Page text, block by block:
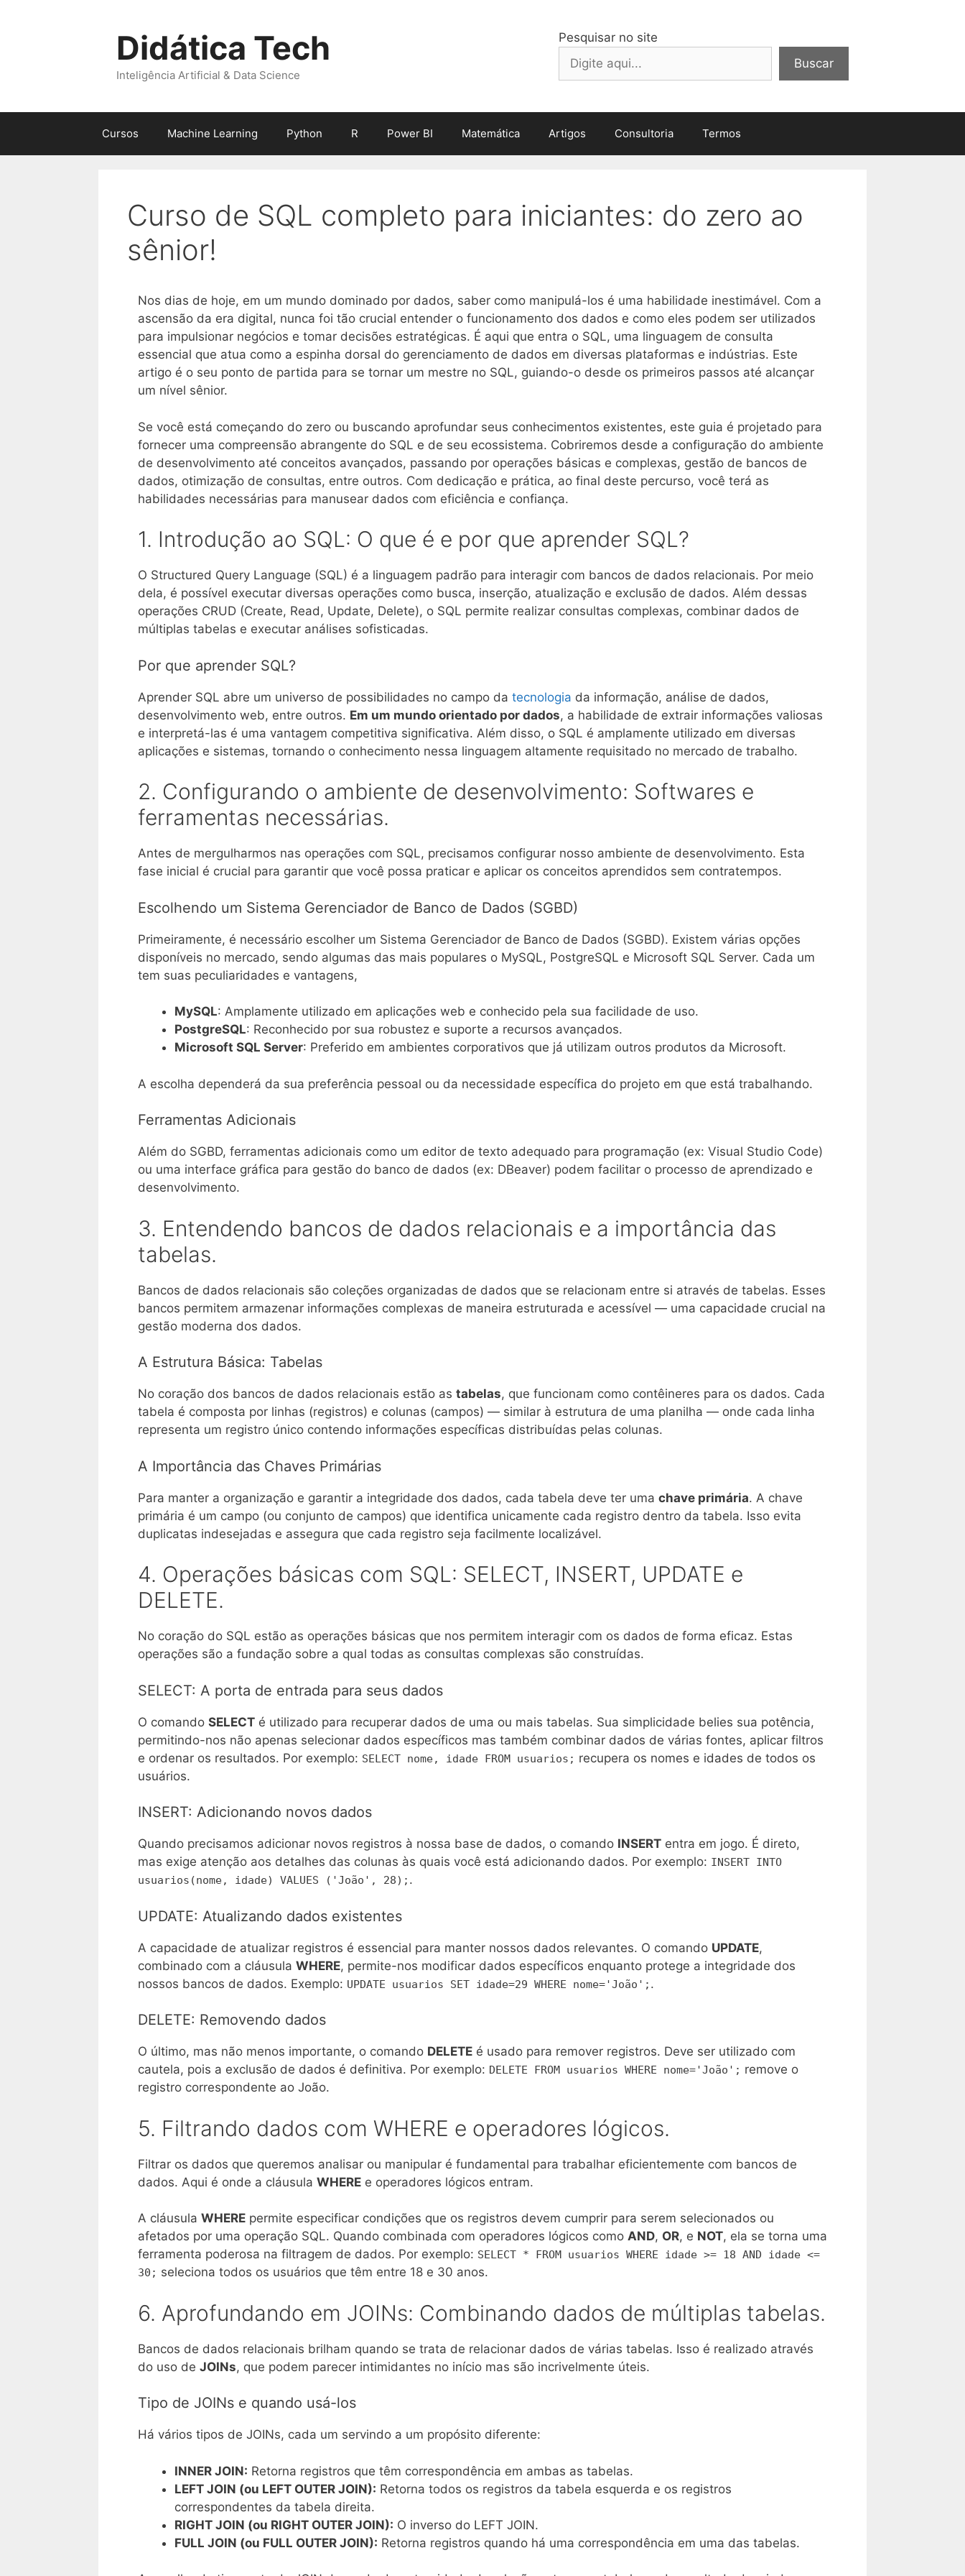
Pesquisar no site
Buscar
Didática Tech
Inteligência Artificial & Data Science
Cursos Machine Learning Python R Power BI Matemática Artigos Consultoria Termos
Curso de SQL completo para iniciantes: do zero ao
sênior!
Nos dias de hoje, em um mundo dominado por dados, saber como manipulá-los é uma habilidade inestimável. Com a
ascensão da era digital, nunca foi tão crucial entender o funcionamento dos dados e como eles podem ser utilizados
para impulsionar negócios e tomar decisões estratégicas. É aqui que entra o SQL, uma linguagem de consulta
essencial que atua como a espinha dorsal do gerenciamento de dados em diversas plataformas e indústrias. Este
artigo é o seu ponto de partida para se tornar um mestre no SQL, guiando-o desde os primeiros passos até alcançar
um nível sênior.
Se você está começando do zero ou buscando aprofundar seus conhecimentos existentes, este guia é projetado para
fornecer uma compreensão abrangente do SQL e de seu ecossistema. Cobriremos desde a configuração do ambiente
de desenvolvimento até conceitos avançados, passando por operações básicas e complexas, gestão de bancos de
dados, otimização de consultas, entre outros. Com dedicação e prática, ao final deste percurso, você terá as
habilidades necessárias para manusear dados com eficiência e confiança.
1. Introdução ao SQL: O que é e por que aprender SQL?
O Structured Query Language (SQL) é a linguagem padrão para interagir com bancos de dados relacionais. Por meio
dela, é possível executar diversas operações como busca, inserção, atualização e exclusão de dados. Além dessas
operações CRUD (Create, Read, Update, Delete), o SQL permite realizar consultas complexas, combinar dados de
múltiplas tabelas e executar análises sofisticadas.
Por que aprender SQL?
Aprender SQL abre um universo de possibilidades no campo da tecnologia da informação, análise de dados,
desenvolvimento web, entre outros. Em um mundo orientado por dados, a habilidade de extrair informações valiosas
e interpretá-las é uma vantagem competitiva significativa. Além disso, o SQL é amplamente utilizado em diversas
aplicações e sistemas, tornando o conhecimento nessa linguagem altamente requisitado no mercado de trabalho.
2. Configurando o ambiente de desenvolvimento: Softwares e
ferramentas necessárias.
Antes de mergulharmos nas operações com SQL, precisamos configurar nosso ambiente de desenvolvimento. Esta
fase inicial é crucial para garantir que você possa praticar e aplicar os conceitos aprendidos sem contratempos.
Escolhendo um Sistema Gerenciador de Banco de Dados (SGBD)
Primeiramente, é necessário escolher um Sistema Gerenciador de Banco de Dados (SGBD). Existem várias opções
disponíveis no mercado, sendo algumas das mais populares o MySQL, PostgreSQL e Microsoft SQL Server. Cada um
tem suas peculiaridades e vantagens,
MySQL: Amplamente utilizado em aplicações web e conhecido pela sua facilidade de uso.
PostgreSQL: Reconhecido por sua robustez e suporte a recursos avançados.
Microsoft SQL Server: Preferido em ambientes corporativos que já utilizam outros produtos da Microsoft.
A escolha dependerá da sua preferência pessoal ou da necessidade específica do projeto em que está trabalhando.
Ferramentas Adicionais
Além do SGBD, ferramentas adicionais como um editor de texto adequado para programação (ex: Visual Studio Code)
ou uma interface gráfica para gestão do banco de dados (ex: DBeaver) podem facilitar o processo de aprendizado e
desenvolvimento.
3. Entendendo bancos de dados relacionais e a importância das
tabelas.
Bancos de dados relacionais são coleções organizadas de dados que se relacionam entre si através de tabelas. Esses
bancos permitem armazenar informações complexas de maneira estruturada e acessível — uma capacidade crucial na
gestão moderna dos dados.
A Estrutura Básica: Tabelas
No coração dos bancos de dados relacionais estão as tabelas, que funcionam como contêineres para os dados. Cada
tabela é composta por linhas (registros) e colunas (campos) — similar à estrutura de uma planilha — onde cada linha
representa um registro único contendo informações específicas distribuídas pelas colunas.
A Importância das Chaves Primárias
Para manter a organização e garantir a integridade dos dados, cada tabela deve ter uma chave primária. A chave
primária é um campo (ou conjunto de campos) que identifica unicamente cada registro dentro da tabela. Isso evita
duplicatas indesejadas e assegura que cada registro seja facilmente localizável.
4. Operações básicas com SQL: SELECT, INSERT, UPDATE e
DELETE.
No coração do SQL estão as operações básicas que nos permitem interagir com os dados de forma eficaz. Estas
operações são a fundação sobre a qual todas as consultas complexas são construídas.
SELECT: A porta de entrada para seus dados
O comando SELECT é utilizado para recuperar dados de uma ou mais tabelas. Sua simplicidade belies sua potência,
permitindo-nos não apenas selecionar dados específicos mas também combinar dados de várias fontes, aplicar filtros
e ordenar os resultados. Por exemplo: SELECT nome, idade FROM usuarios; recupera os nomes e idades de todos os
usuários.
INSERT: Adicionando novos dados
Quando precisamos adicionar novos registros à nossa base de dados, o comando INSERT entra em jogo. É direto,
mas exige atenção aos detalhes das colunas às quais você está adicionando dados. Por exemplo: INSERT INTO
usuarios(nome, idade) VALUES ('João', 28); .
UPDATE: Atualizando dados existentes
A capacidade de atualizar registros é essencial para manter nossos dados relevantes. O comando UPDATE,
combinado com a cláusula WHERE, permite-nos modificar dados específicos enquanto protege a integridade dos
nossos bancos de dados. Exemplo: UPDATE usuarios SET idade=29 WHERE nome='João'; .
DELETE: Removendo dados
O último, mas não menos importante, o comando DELETE é usado para remover registros. Deve ser utilizado com
cautela, pois a exclusão de dados é definitiva. Por exemplo: DELETE FROM usuarios WHERE nome='João'; remove o
registro correspondente ao João.
5. Filtrando dados com WHERE e operadores lógicos.
Filtrar os dados que queremos analisar ou manipular é fundamental para trabalhar eficientemente com bancos de
dados. Aqui é onde a cláusula WHERE e operadores lógicos entram.
A cláusula WHERE permite especificar condições que os registros devem cumprir para serem selecionados ou
afetados por uma operação SQL. Quando combinada com operadores lógicos como AND, OR, e NOT, ela se torna uma
ferramenta poderosa na filtragem de dados. Por exemplo: SELECT * FROM usuarios WHERE idade >= 18 AND idade <=
30; seleciona todos os usuários que têm entre 18 e 30 anos.
6. Aprofundando em JOINs: Combinando dados de múltiplas tabelas.
Bancos de dados relacionais brilham quando se trata de relacionar dados de várias tabelas. Isso é realizado através
do uso de JOINs, que podem parecer intimidantes no início mas são incrivelmente úteis.
Tipo de JOINs e quando usá-los
Há vários tipos de JOINs, cada um servindo a um propósito diferente:
INNER JOIN: Retorna registros que têm correspondência em ambas as tabelas.
LEFT JOIN (ou LEFT OUTER JOIN): Retorna todos os registros da tabela esquerda e os registros
correspondentes da tabela direita.
RIGHT JOIN (ou RIGHT OUTER JOIN): O inverso do LEFT JOIN.
FULL JOIN (ou FULL OUTER JOIN): Retorna registros quando há uma correspondência em uma das tabelas.